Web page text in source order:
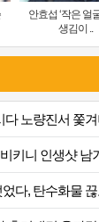
안효섭 ‘작은 얼
생김이 ..
노량진서 쫓겨
키니 인생샷
다, 탄수화물